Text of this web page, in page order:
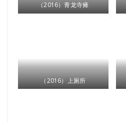
（2016）青龙寺瘫
（2016）上厕所